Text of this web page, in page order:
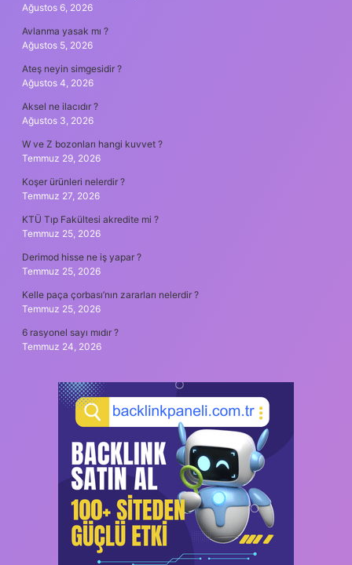
Ağustos 6, 2026
Avlanma yasak mı ?
Ağustos 5, 2026
Ateş neyin simgesidir ?
Ağustos 4, 2026
Aksel ne ilacıdır ?
Ağustos 3, 2026
W ve Z bozonları hangi kuvvet ?
Temmuz 29, 2026
Koşer ürünleri nelerdir ?
Temmuz 27, 2026
KTÜ Tıp Fakültesi akredite mi ?
Temmuz 25, 2026
Derimod hisse ne iş yapar ?
Temmuz 25, 2026
Kelle paça çorbası’nın zararları nelerdir ?
Temmuz 25, 2026
6 rasyonel sayı mıdır ?
Temmuz 24, 2026